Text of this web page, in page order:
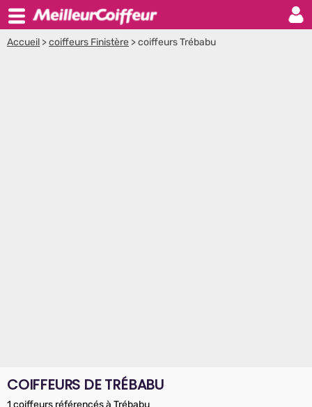
Accueil >coiffeurs Finistère >coiffeurs Trébabu
COIFFEURS DE TRÉBABU
1 coiffeurs référencés à Trébabu